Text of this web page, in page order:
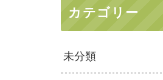
カテゴリー
未分類